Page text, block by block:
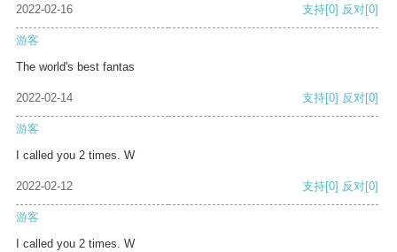
2022-02-16 支持[0] 反对[0]
游客
The world's best fantas
2022-02-14 支持[0] 反对[0]
游客
I called you 2 times. W
2022-02-12 支持[0] 反对[0]
游客
I called you 2 times. W